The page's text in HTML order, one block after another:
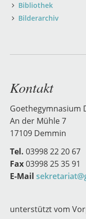
Bibliothek
Bilderarchiv
Kontakt
Goethegymnasium
An der Mühle 7
17109 Demmin
Tel. 03998 22 20 67
Fax03998 25 35 91
E-Mail
unterstützt vom